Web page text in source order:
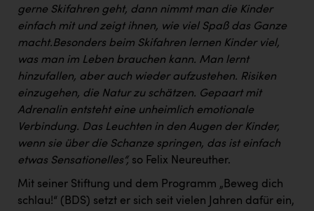
gerne Skifahren geht, dann nimmt man die Kinder
einfach mit und zeigt ihnen, wie viel Spaß das Ganze
macht.Besonders beim Skifahren lernen Kinder viel,
was man im Leben brauchen kann. Man lernt
hinzufallen, aber auch wieder aufzustehen. Risiken
einzugehen, die Natur zu schätzen. Gepaart mit
Adrenalin entsteht eine unheimlich emotionale
Verbindung. Das Leuchten in den Augen der Kinder,
wenn sie über die Schanze springen, das ist einfach
etwas Sensationelles“, so Felix Neureuther.
Mit seiner Stiftung und dem Programm „Beweg dich
schlau!“ (BDS) setzt er sich seit vielen Jahren dafür ein,